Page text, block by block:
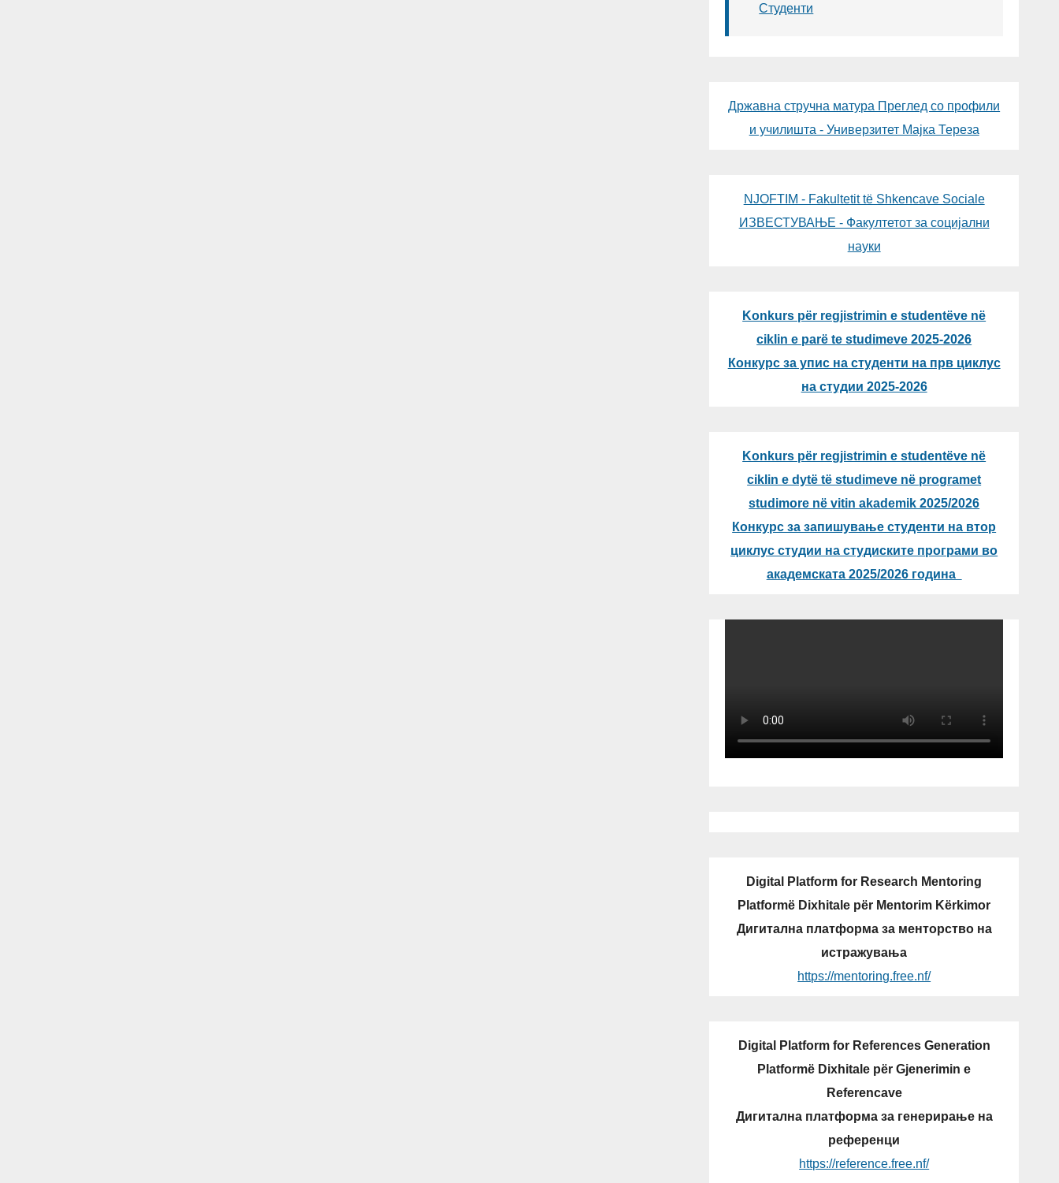
Студенти
Државна стручна матура Преглед со профили
и училишта - Универзитет Мајка Тереза
NJOFTIM - Fakultetit të Shkencave Sociale
ИЗВЕСТУВАЊЕ - Факултетот за социјални
науки
Konkurs për regjistrimin e studentëve në
ciklin e parë te studimeve 2025-2026
Конкурс за упис на студенти на прв циклус
на студии 2025-2026
Konkurs për regjistrimin e studentëve në
ciklin e dytë të studimeve në programet
studimore në vitin akademik 2025/2026
Конкурс за запишување студенти на втор
циклус студии на студиските програми во
академската 2025/2026 година
Digital Platform for Research Mentoring
Platformë Dixhitale për Mentorim Kërkimor
Дигитална платформа за менторство на
истражувања
https://mentoring.free.nf/
Digital Platform for References Generation
Platformë Dixhitale për Gjenerimin e
Referencave
Дигитална платформа за генерирање на
референци
https://reference.free.nf/